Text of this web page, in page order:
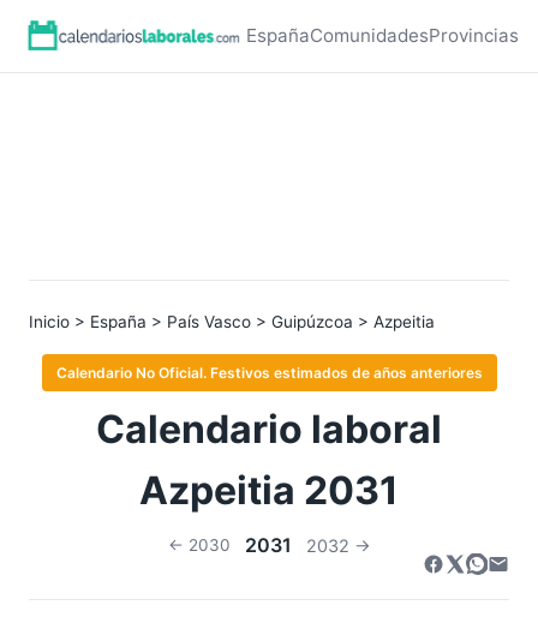
EspañaComunidadesProvincias
Inicio > España > País Vasco > Guipúzcoa > Azpeitia
Calendario No Oficial. Festivos estimados de años anteriores
Calendario laboral
Azpeitia 2031
← 2030 2031 2032 →